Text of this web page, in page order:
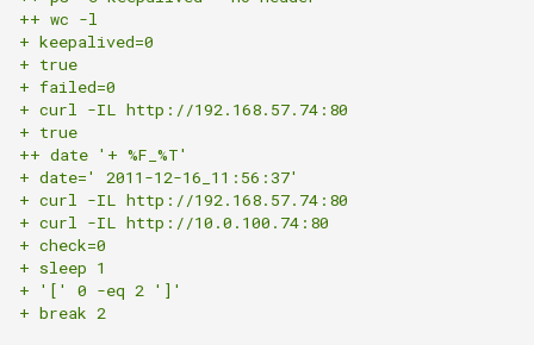
如何创建 Nodejs 容器？
Docker image 命令
Docker 镜像体积问题
如何自定义 phpmyadmin 镜
像？
如何设置 supervisor 管理的
jar 命令
sed 命令
测试 php7
diff 与 patch 命令
CentOS 7 网卡配置多个IP地
址
Kubernetes 实战-PV与PVC
Kubernetes 之搭建NFS服务
器
Kubernetes 好伙伴 Rancher
2.x
通过 Ingress 访问K8S内部应
用
XenServer 设置虚拟机开机启
动
XenServer 图形方式安装Linux
Windows Hyper-V 虚拟机未
知设备VMBUS
XenServer 无存储迁移
CloudStack 方向比努力更重
响
Nginx 拒绝IP访问
Nginx 列出目录中文件
Nginx HA(Keepalived)
Nginx alias指令
Nginx 持续连接超时时间
常用 mongo 命令
MySQL Found invalid event in
binary log
Mysql min与max函数
使用xtrabackup恢复rds备份
数据
Ubuntu 下载工具 uget
Ubuntu 提示boot分区空间不
足
Ubuntu 移除cnnic证书
Ubuntu 光盘制作成ISO文件
连接远程桌面无法复制粘贴
式
iperf 测试网络带宽
VRRP协议与防火墙
Packets Per Second (PPS)
二进制千比特每秒 - Kibps
iptables
Haproxy 使用Socat获得统计
数据
Mysql 主从状态监控脚本
Zabbix 监控Mysql主从状态
Zabbix Too Many Processes
Zabbix 配置邮件报警
hdparm
AS SSD Benchmark
PCIe SSD磁盘
Linux 配置iSCSI服务器
使用 Recuva 恢复误删除文件
Windows 配置 SNMP
Windows NAT路由和远程访问
Windows 设置帐户锁定策略
禁止暴力破解
Windows Server 关闭的数据
XSS跨站攻击示例
ImageMagick 注入漏洞 CVE-
2016-3714
Markdown 基本语法
如何估算网站RPS峰值？
使用iDrac7更新Dell服务器
BIOS
++ wc -l
+ keepalived=0
+ true
+ failed=0
+ curl -IL http://192.168.57.74:80
+ true
++ date '+ %F_%T'
+ date=' 2011-12-16_11:56:37'
+ curl -IL http://192.168.57.74:80
+ curl -IL http://10.0.100.74:80
+ check=0
+ sleep 1
+ '[' 0 -eq 2 ']'
+ break 2